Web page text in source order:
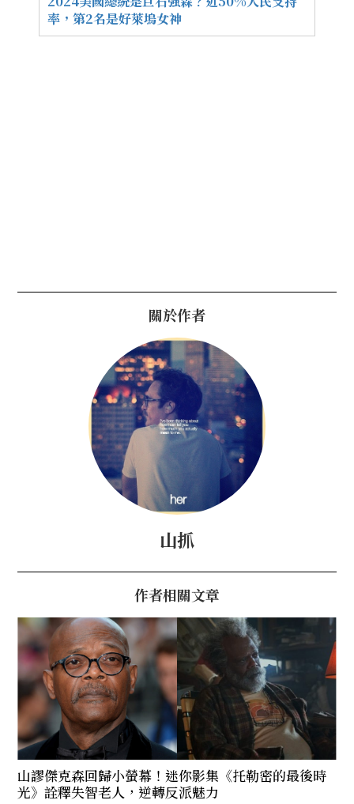
率，第2名是好萊塢女神
關於作者
山抓
作者相關文章
山謬傑克森回歸小螢幕！迷你影集《托勒密的最後時
光》詮釋失智老人，逆轉反派魅力